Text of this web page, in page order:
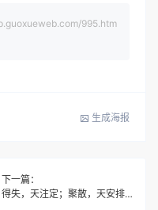
995.htm
生成海报
下一篇：
得失，天注定；聚散，天安排！